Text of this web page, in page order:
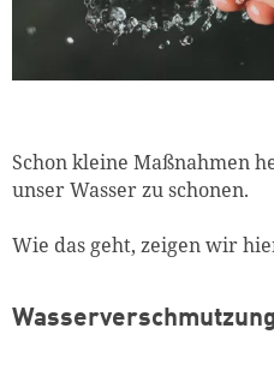
Schon kleine Maßnahmen
unser Wasser zu schonen.
Wie das geht, zeigen wir